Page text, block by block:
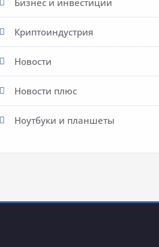
Бизнес и инвестиции
Криптоиндустрия
Новости
Новости плюс
Ноутбуки и планшеты